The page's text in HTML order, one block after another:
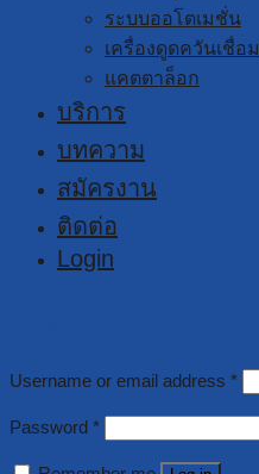
ระบบออโตเมชั่น
เครื่องดูดควันเชื่อม
แคตตาล็อก
บริการ
บทความ
สมัครงาน
ติดต่อ
Login
Username or email address *
Password *